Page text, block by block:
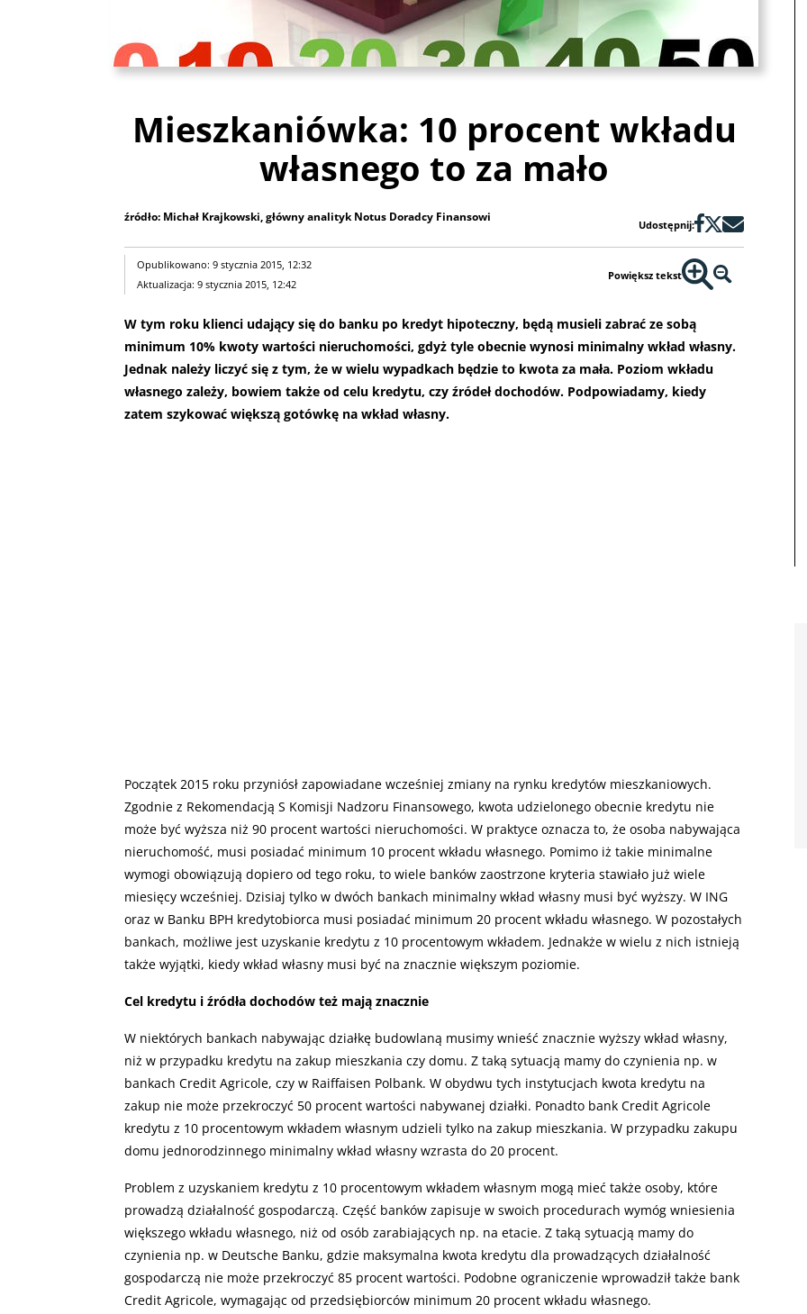
Mieszkaniówka: 10 procent wkładu
własnego to za mało
źródło: Michał Krajkowski, główny analityk Notus Doradcy Finansowi
Udostępnij:
Opublikowano: 9 stycznia 2015, 12:32
Aktualizacja: 9 stycznia 2015, 12:42
Powiększ tekst
W tym roku klienci udający się do banku po kredyt hipoteczny, będą musieli zabrać ze sobą
minimum 10% kwoty wartości nieruchomości, gdyż tyle obecnie wynosi minimalny wkład własny.
Jednak należy liczyć się z tym, że w wielu wypadkach będzie to kwota za mała. Poziom wkładu
własnego zależy, bowiem także od celu kredytu, czy źródeł dochodów. Podpowiadamy, kiedy
zatem szykować większą gotówkę na wkład własny.
Początek 2015 roku przyniósł zapowiadane wcześniej zmiany na rynku kredytów mieszkaniowych.
Zgodnie z Rekomendacją S Komisji Nadzoru Finansowego, kwota udzielonego obecnie kredytu nie
może być wyższa niż 90 procent wartości nieruchomości. W praktyce oznacza to, że osoba nabywająca
nieruchomość, musi posiadać minimum 10 procent wkładu własnego. Pomimo iż takie minimalne
wymogi obowiązują dopiero od tego roku, to wiele banków zaostrzone kryteria stawiało już wiele
miesięcy wcześniej. Dzisiaj tylko w dwóch bankach minimalny wkład własny musi być wyższy. W ING
oraz w Banku BPH kredytobiorca musi posiadać minimum 20 procent wkładu własnego. W pozostałych
bankach, możliwe jest uzyskanie kredytu z 10 procentowym wkładem. Jednakże w wielu z nich istnieją
także wyjątki, kiedy wkład własny musi być na znacznie większym poziomie.
Cel kredytu i źródła dochodów też mają znacznie
W niektórych bankach nabywając działkę budowlaną musimy wnieść znacznie wyższy wkład własny,
niż w przypadku kredytu na zakup mieszkania czy domu. Z taką sytuacją mamy do czynienia np. w
bankach Credit Agricole, czy w Raiffaisen Polbank. W obydwu tych instytucjach kwota kredytu na
zakup nie może przekroczyć 50 procent wartości nabywanej działki. Ponadto bank Credit Agricole
kredytu z 10 procentowym wkładem własnym udzieli tylko na zakup mieszkania. W przypadku zakupu
domu jednorodzinnego minimalny wkład własny wzrasta do 20 procent.
Problem z uzyskaniem kredytu z 10 procentowym wkładem własnym mogą mieć także osoby, które
prowadzą działalność gospodarczą. Część banków zapisuje w swoich procedurach wymóg wniesienia
większego wkładu własnego, niż od osób zarabiających np. na etacie. Z taką sytuacją mamy do
czynienia np. w Deutsche Banku, gdzie maksymalna kwota kredytu dla prowadzących działalność
gospodarczą nie może przekroczyć 85 procent wartości. Podobne ograniczenie wprowadził także bank
Credit Agricole, wymagając od przedsiębiorców minimum 20 procent wkładu własnego.